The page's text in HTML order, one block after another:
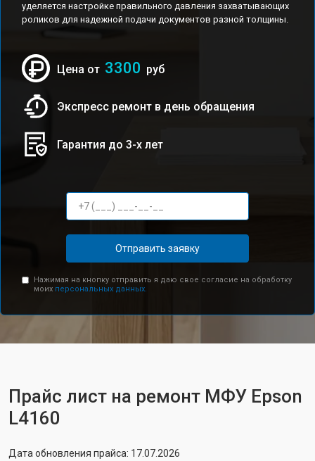
уделяется настройке правильного давления захватывающих
роликов для надежной подачи документов разной толщины.
Цена от 3300 руб
Экспресс ремонт в день обращения
Гарантия до 3-х лет
Отправить заявку
Нажимая на кнопку отправить я даю свое согласие на обработку
моих персональных данных.
Прайс лист на ремонт МФУ Epson
L4160
Дата обновления прайса: 17.07.2026